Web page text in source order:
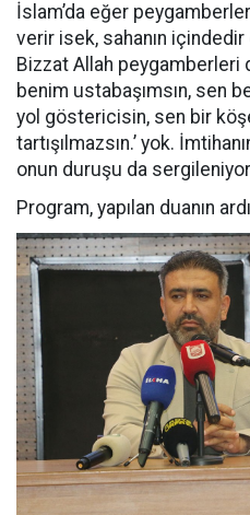
İslam’da eğer
verir isek, sahanın içindedir
Bizzat Allah peygamberleri
benim ustabaşımsın, sen
yol göstericisin, sen bir
tartışılmazsın.’ yok.
onun duruşu da
Program, yapılan duanın